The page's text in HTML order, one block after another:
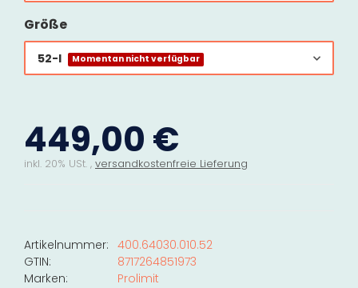
Größe
52-l Momentan nicht verfügbar
449,00 €
inkl. 20% USt. , versandkostenfreie Lieferung
Artikelnummer: 400.64030.010.52
GTIN:
8717264851973
Marken:
Prolimit